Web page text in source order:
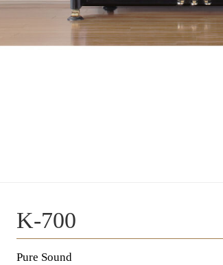
K-700
Pure Sound